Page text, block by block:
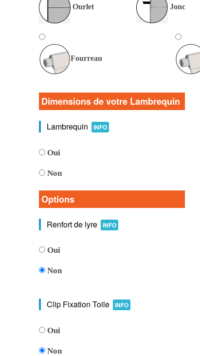
Ourlet Jonc
Fourreau
Dimensions de votre Lambrequin
Lambrequin INFO
Oui
Non
Options
Renfort de lyre INFO
Oui
Non
Clip Fixation Toile INFO
Oui
Non